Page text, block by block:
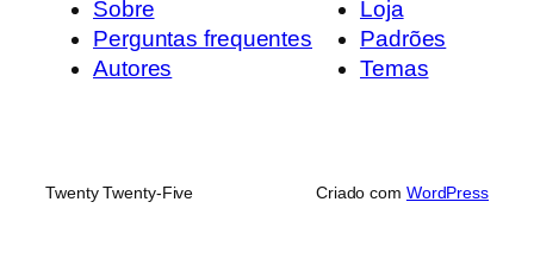
Sobre
Perguntas frequentes
Autores
Loja
Padrões
Temas
Twenty Twenty-Five Criado com WordPress